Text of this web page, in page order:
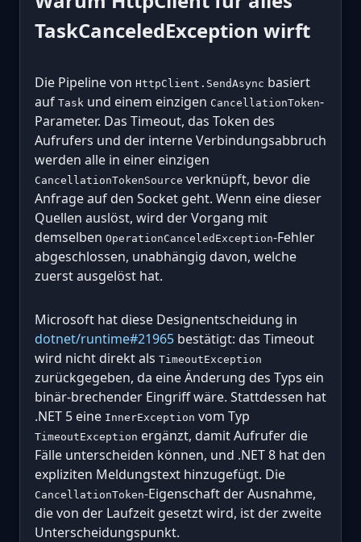
TaskCanceledException wirft
Die Pipeline von HttpClient.SendAsync basiert
auf Task und einem einzigen CancellationToken-
Parameter. Das Timeout, das Token des
Aufrufers und der interne Verbindungsabbruch
werden alle in einer einzigen
CancellationTokenSource verknüpft, bevor die
Anfrage auf den Socket geht. Wenn eine dieser
Quellen auslöst, wird der Vorgang mit
demselben OperationCanceledException-Fehler
abgeschlossen, unabhängig davon, welche
zuerst ausgelöst hat.
Microsoft hat diese Designentscheidung in
dotnet/runtime#21965 bestätigt: das Timeout
wird nicht direkt als TimeoutException
zurückgegeben, da eine Änderung des Typs ein
binär-brechender Eingriff wäre. Stattdessen hat
.NET 5 eine InnerException vom Typ
TimeoutException ergänzt, damit Aufrufer die
Fälle unterscheiden können, und .NET 8 hat den
expliziten Meldungstext hinzugefügt. Die
CancellationToken-Eigenschaft der Ausnahme,
die von der Laufzeit gesetzt wird, ist der zweite
Unterscheidungspunkt.